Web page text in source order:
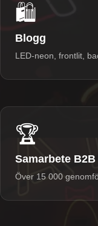
🛍️
Blogg
LED-neon, frontlit,
🏆
Samarbete B2B
Över 15 000